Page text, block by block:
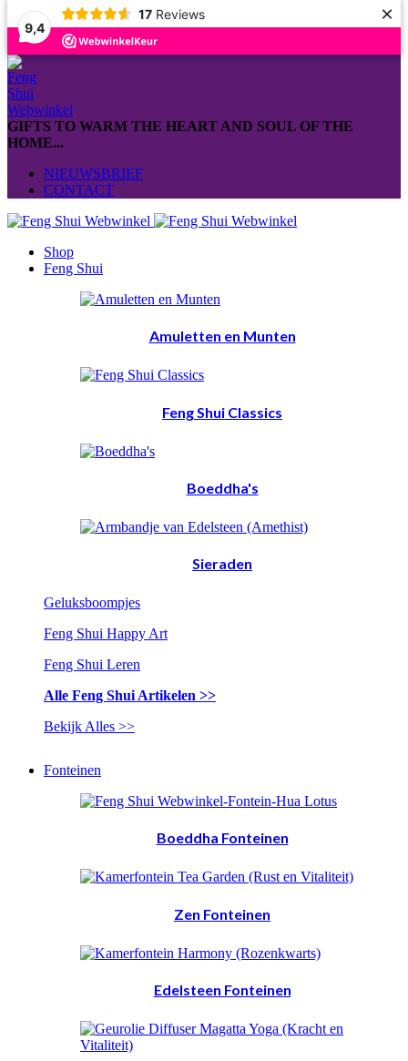
9,4
17 Reviews ×
GIFTS TO WARM THE HEART AND SOUL OF THE
HOME...
NIEUWSBRIEF
CONTACT
Shop
Feng Shui
Amuletten en Munten
Feng Shui Classics
Boeddha's
Sieraden
Geluksboompjes
Feng Shui Happy Art
Feng Shui Leren
Alle Feng Shui Artikelen >>
Bekijk Alles >>
Fonteinen
Boeddha Fonteinen
Zen Fonteinen
Edelsteen Fonteinen